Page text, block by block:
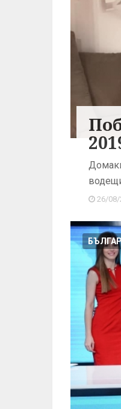
26/08/